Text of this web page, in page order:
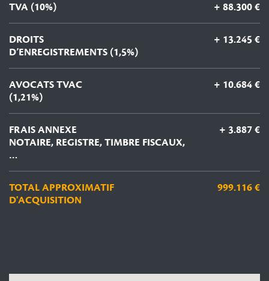
TVA (10%) + 88.300 €
DROITS
D’ENREGISTREMENTS (1,5%)
+ 13.245 €
AVOCATS TVAC
(1,21%)
+ 10.684 €
FRAIS ANNEXE
NOTAIRE, REGISTRE, TIMBRE FISCAUX,
…
+ 3.887 €
TOTAL APPROXIMATIF
D'ACQUISITION
999.116 €